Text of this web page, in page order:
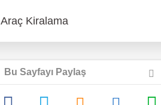
Araç Kiralama
Bu Sayfayı Paylaş